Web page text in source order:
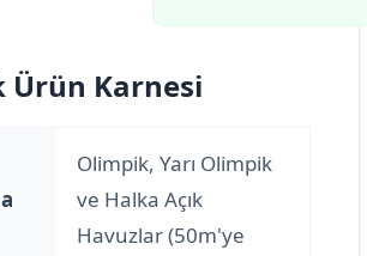
Ürün Karnesi
Olimpik, Yarı Olimpik
ve Halka Açık
Havuzlar (50m'ye